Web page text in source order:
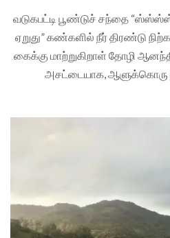
வடுகபட்டி பூண்டுச் சந்தை
ஏறுது” கண்களில் நீர் திரண்டு
கைக்கு மாற்றுகிறாள் தோழி
அசட்டையாக, ஆளுக்கொரு